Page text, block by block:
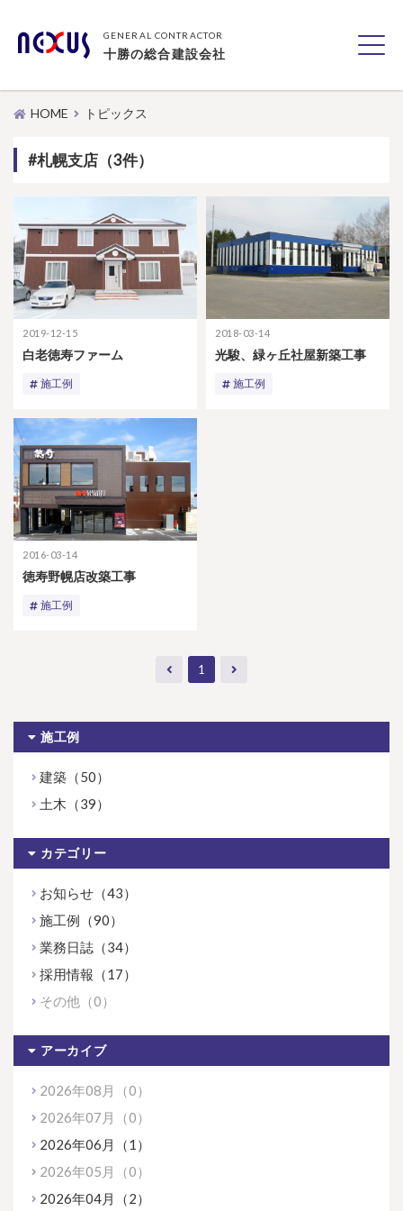
GENERAL CONTRACTOR
十勝の総合建設会社
HOME トピックス
#札幌支店（3件）
2019-12-15
白老徳寿ファーム
施工例
2018-03-14
光駿、緑ヶ丘社屋新築工事
施工例
2016-03-14
徳寿野幌店改築工事
施工例
1
施工例
建築（50）
土木（39）
カテゴリー
お知らせ（43）
施工例（90）
業務日誌（34）
採用情報（17）
その他（0）
アーカイブ
2026年08月（0）
2026年07月（0）
2026年06月（1）
2026年05月（0）
2026年04月（2）